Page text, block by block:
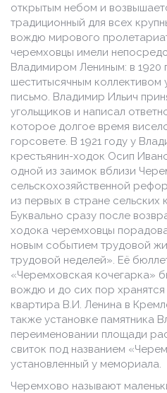
открытым небом и
традиционный для всех
вождю мирового
черемховцы имели
Владимиром Лениным: в 1920
шеститысячным коллективом
письмо. Владимир Ильич
угольщиков и написал
которое долгое время
горсовете. В 1921 году у
крестьянин-ходок Осип
одной из заимок вблизи
сельскохозяйственной
из первых в стране сельских
Буквально сразу после
ходока черемховцы
новым событием трудовой
трудовой неделей». Её
«Черемховская кочегарка»
вождю и до сих пор хранятся
квартира В.И. Ленина в
также установке памятника
переименовании площади
свиток под названием
установленный у мемориала.
Черемхово называют